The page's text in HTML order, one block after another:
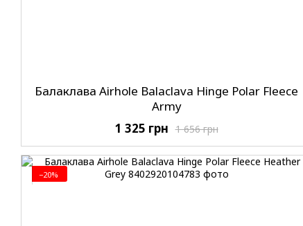
Балаклава Airhole Balaclava Hinge Polar Fleece
Army
1 656 грн
1 325 грн
−20%